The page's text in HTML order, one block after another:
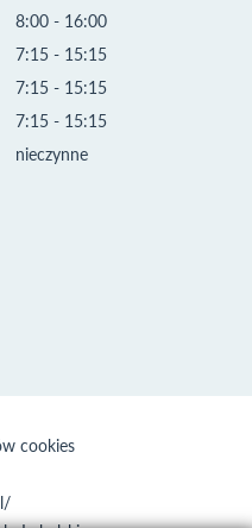
8:00 - 16:00
7:15 - 15:15
7:15 - 15:15
7:15 - 15:15
nieczynne
cookies